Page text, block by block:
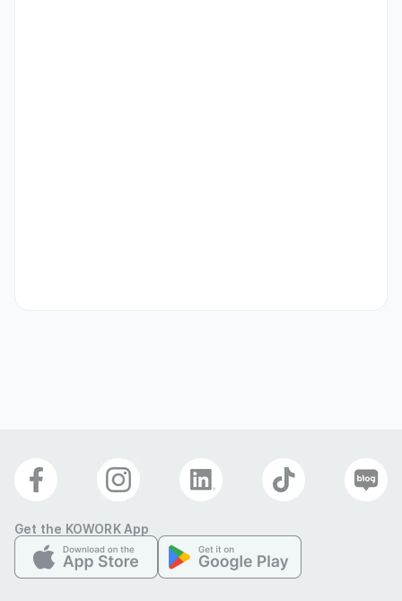
도록 펌웨어 업데이트 및 하드웨어 조정을 지원합니다.
4. 긴급 A/S 및 트러블슈팅 (Emergency A/S &
Troubleshooting)
Get the KOWORK App